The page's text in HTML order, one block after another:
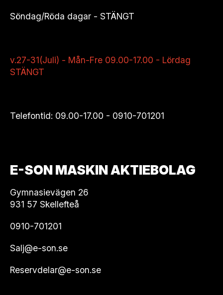
Söndag/Röda dagar - STÄNGT
v.27-31(Juli) - Mån-Fre 09.00-17.00 - Lördag
STÄNGT
Telefontid: 09.00-17.00 - 0910-701201
E-SON MASKIN AKTIEBOLAG
Gymnasievägen 26
931 57 Skellefteå
0910-701201
Salj@e-son.se
Reservdelar@e-son.se